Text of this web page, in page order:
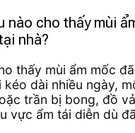
nào cho thấy mùi
nhà?
thấy mùi ẩm mốc
kéo dài nhiều ngày,
trần bị bong, đồ
vực ẩm tái diễn dù